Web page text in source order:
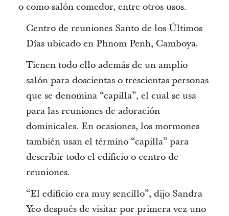
o como salón comedor, entre otros usos.
Centro de reuniones Santo de los Últimos
Días ubicado en Phnom Penh, Camboya.
Tienen todo ello además de un amplio
salón para doscientas o trescientas personas
que se denomina “capilla”, el cual se usa
para las reuniones de adoración
dominicales. En ocasiones, los mormones
también usan el término “capilla” para
describir todo el edificio o centro de
reuniones.
“El edificio era muy sencillo”, dijo Sandra
Yeo después de visitar por primera vez uno